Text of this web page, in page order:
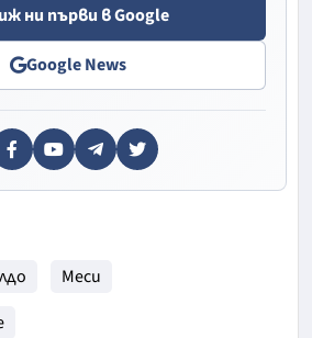
ни първи в Google
Google News
Меси